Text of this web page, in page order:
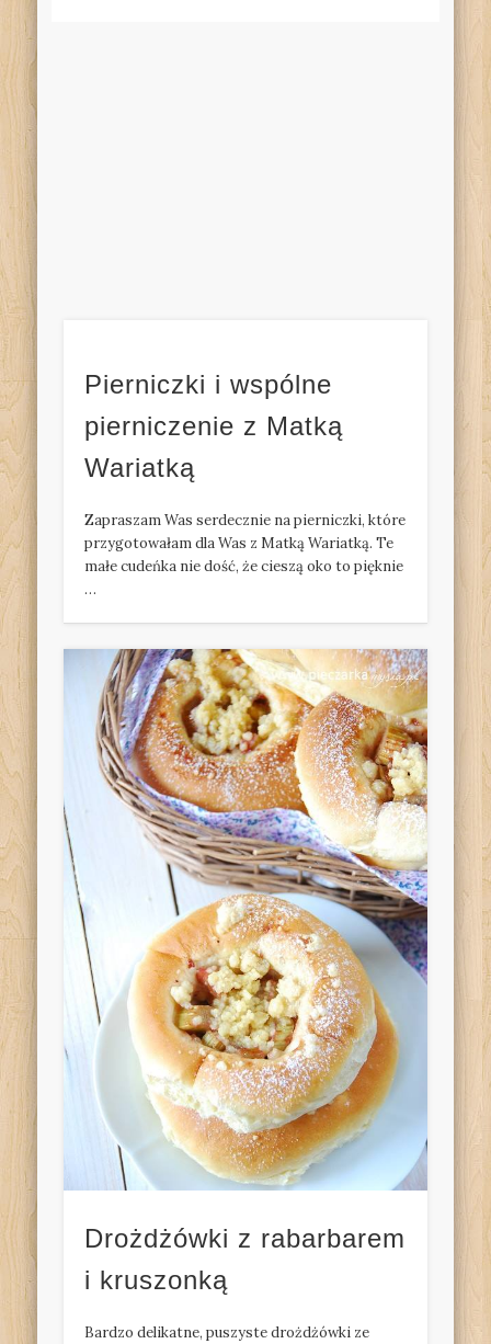
Pierniczki i wspólne
pierniczenie z Matką
Wariatką
Zapraszam Was serdecznie na pierniczki, które
przygotowałam dla Was z Matką Wariatką. Te
małe cudeńka nie dość, że cieszą oko to pięknie
…
Drożdżówki z rabarbarem
i kruszonką
Bardzo delikatne, puszyste drożdżówki ze